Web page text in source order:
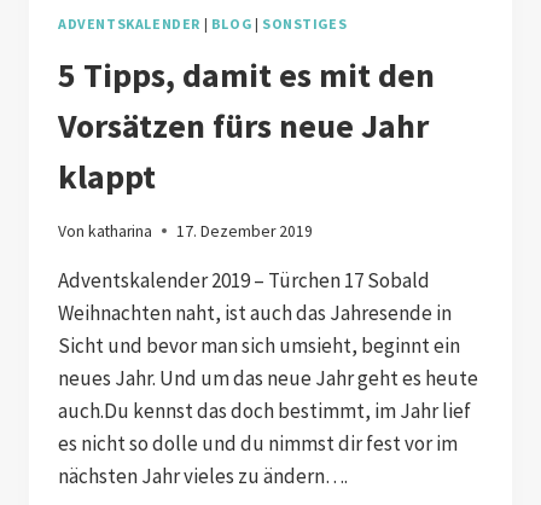
ADVENTSKALENDER | BLOG | SONSTIGES
5 Tipps, damit es mit den
Vorsätzen fürs neue Jahr
klappt
Von katharina 17. Dezember 2019
Adventskalender 2019 – Türchen 17 Sobald
Weihnachten naht, ist auch das Jahresende in
Sicht und bevor man sich umsieht, beginnt ein
neues Jahr. Und um das neue Jahr geht es heute
auch.Du kennst das doch bestimmt, im Jahr lief
es nicht so dolle und du nimmst dir fest vor im
nächsten Jahr vieles zu ändern….